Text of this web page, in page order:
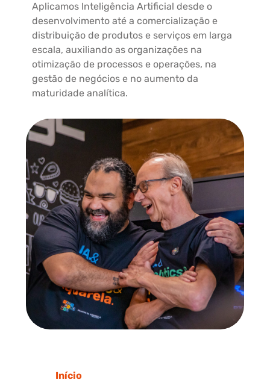
Aplicamos Inteligência Artificial desde o
desenvolvimento até a comercialização e
distribuição de produtos e serviços em larga
escala, auxiliando as organizações na
otimização de processos e operações, na
gestão de negócios e no aumento da
maturidade analítica.
Início